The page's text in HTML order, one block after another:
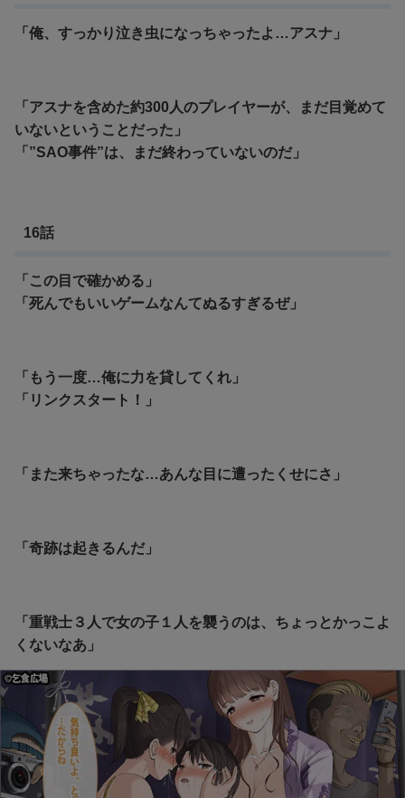
「俺、すっかり泣き虫になっちゃったよ…アスナ」
「アスナを含めた約300人のプレイヤーが、まだ目覚めて
いないということだった」
「”SAO事件”は、まだ終わっていないのだ」
16話
「この目で確かめる」
「死んでもいいゲームなんてぬるすぎるぜ」
「もう一度…俺に力を貸してくれ」
「リンクスタート！」
「また来ちゃったな…あんな目に遭ったくせにさ」
「奇跡は起きるんだ」
「重戦士３人で女の子１人を襲うのは、ちょっとかっこよ
くないなあ」